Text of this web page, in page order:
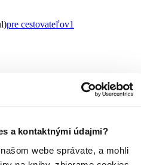
a kontaktnými údajmi?
webe správate, a mohli
pre cestovateľov1